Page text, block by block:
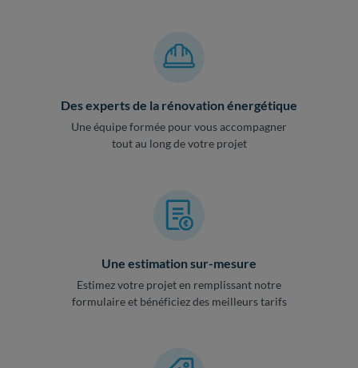
Des experts de la rénovation énergétique
Une équipe formée pour vous accompagner
tout au long de votre projet
Une estimation sur-mesure
Estimez votre projet en remplissant notre
formulaire et bénéficiez des meilleurs tarifs